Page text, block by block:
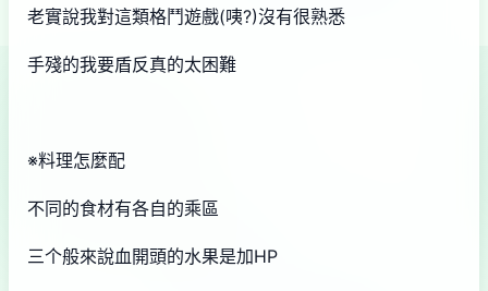
老實說我對這類格鬥遊戲(咦?)沒有很熟悉
手殘的我要盾反真的太困難
※料理怎麼配
不同的食材有各自的乘區
三个般來說血開頭的水果是加HP